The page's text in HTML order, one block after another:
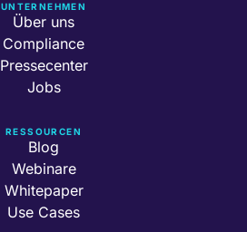
UNTERNEHMEN
Über uns
Compliance
Pressecenter
Jobs
RESSOURCEN
Blog
Webinare
Whitepaper
Use Cases